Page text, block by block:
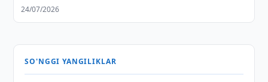
24/07/2026
SO'NGGI YANGILIKLAR